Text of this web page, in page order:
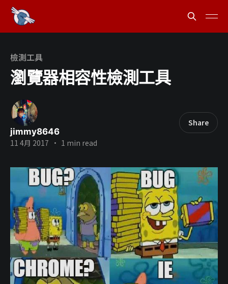
檢測工具
瀏覽器相容性檢測工具
jimmy8646
11 4月 2017 • 1 min read
Share